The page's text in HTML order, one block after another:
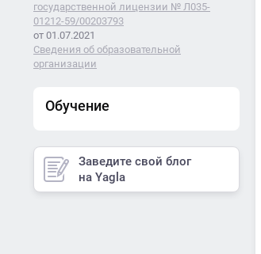
государственной лицензии № Л035-
01212-59/00203793
от 01.07.2021
Сведения об образовательной
организации
Обучение
Заведите свой блог
на Yagla